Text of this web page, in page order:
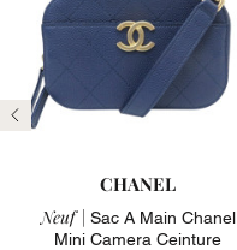
Précédent
CHANEL
Neuf | Sac A Main Chanel
Mini Camera Ceinture